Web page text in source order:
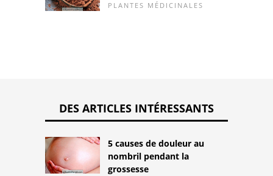
PLANTES MÉDICINALES
DES ARTICLES INTÉRESSANTS
5 causes de douleur au
nombril pendant la
grossesse